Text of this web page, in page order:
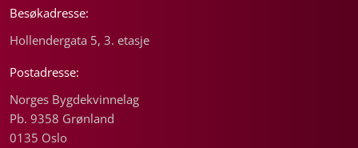
Besøkadresse:
Hollendergata 5, 3. etasje
Postadresse:
Norges Bygdekvinnelag
Pb. 9358 Grønland
0135 Oslo